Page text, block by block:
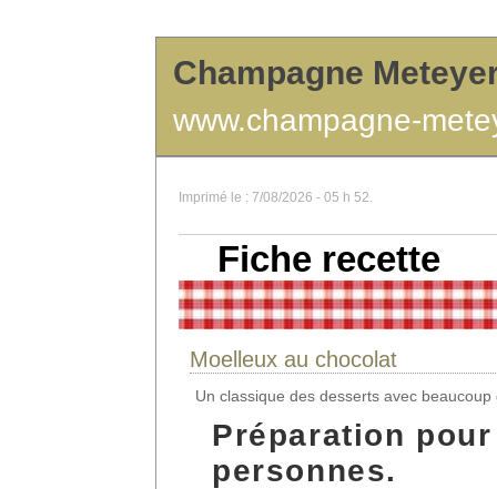
Champagne
www.champagne-
Imprimé le : 7/08/2026 - 05 h 52.
Fiche recette
Moelleux au chocolat
Un classique des desserts avec
Préparation
personnes.